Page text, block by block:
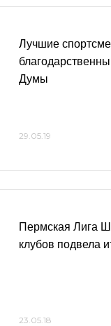
Лучшие
Думы
29.05.19
Пермская Лига
клубов подвела
23.05.18